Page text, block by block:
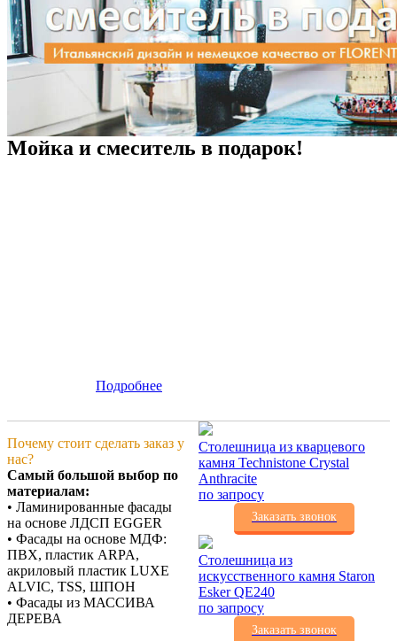
Мойка и смеситель в подарок!
Подробнее
Почему стоит сделать заказ у
нас?
Самый большой выбор по
материалам:
• Ламинированные фасады
на основе ЛДСП EGGER
• Фасады на основе МДФ:
ПВХ, пластик ARPA,
акриловый пластик LUXE
ALVIC, TSS, ШПОН
• Фасады из МАССИВА
ДЕРЕВА
Столешница из кварцевого
камня Technistone Crystal
Anthracite
по запросу
Заказать звонок
Столешница из
искусственного камня Staron
Esker QE240
по запросу
Заказать звонок